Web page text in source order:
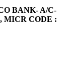
BANK- A/C-
MICR CODE :